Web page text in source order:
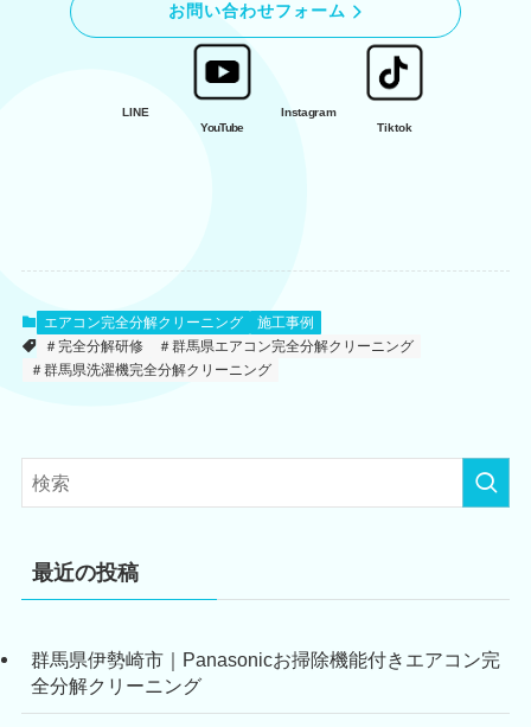
お問い合わせフォーム
LINE
YouTube
Instagram
Tiktok
エアコン完全分解クリーニング
施工事例
＃完全分解研修
＃群馬県エアコン完全分解クリーニング
＃群馬県洗濯機完全分解クリーニング
最近の投稿
群馬県伊勢崎市｜Panasonicお掃除機能付きエアコン完
全分解クリーニング